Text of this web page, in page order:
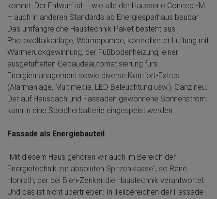
kommt. Der Entwurf ist – wie alle der Hausserie Concept-M
– auch in anderen Standards ab Energiesparhaus baubar.
Das umfangreiche Haustechnik-Paket besteht aus
Photovoltaikanlage, Wärmepumpe, kontrollierter Lüftung mit
Wärmerückgewinnung, der Fußbodenheizung, einer
ausgetüftelten Gebäudeautomatisierung fürs
Energiemanagement sowie diverse Komfort-Extras
(Alarmanlage, Multimedia, LED-Beleuchtung usw.). Ganz neu:
Der auf Hausdach und Fassaden gewonnene Sonnenstrom
kann in eine Speicherbatterie eingespeist werden.
Fassade als Energiebauteil
"Mit diesem Haus gehören wir auch im Bereich der
Energietechnik zur absoluten Spitzenklasse", so Réné
Honrath, der bei Bien-Zenker die Haustechnik verantwortet.
Und das ist nicht übertrieben: In Teilbereichen der Fassade